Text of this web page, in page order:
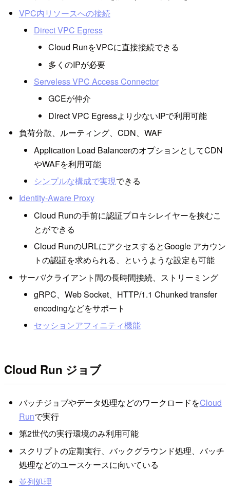
VPC内リソースへの接続
Direct VPC Egress
Cloud RunをVPCに直接接続できる
多くのIPが必要
Serveless VPC Access Connector
GCEが仲介
Direct VPC Egressより少ないIPで利用可能
負荷分散、ルーティング、CDN、WAF
Application Load BalancerのオプションとしてCDN
やWAFを利用可能
シンプルな構成で実現できる
Identity-Aware Proxy
Cloud Runの手前に認証プロキシレイヤーを挟むこ
とができる
Cloud RunのURLにアクセスするとGoogle アカウン
トの認証を求められる、というような設定も可能
サーバ/クライアント間の長時間接続、ストリーミング
gRPC、Web Socket、HTTP/1.1 Chunked transfer
encodingなどをサポート
セッションアフィニティ機能
Cloud Run ジョブ
バッチジョブやデータ処理などのワークロードをCloud
Runで実行
第2世代の実行環境のみ利用可能
スクリプトの定期実行、バックグラウンド処理、バッチ
処理などのユースケースに向いている
並列処理